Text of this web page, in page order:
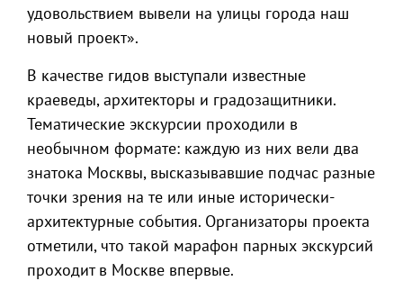
удовольствием вывели на улицы города наш
новый проект».
В качестве гидов выступали известные
краеведы, архитекторы и градозащитники.
Тематические экскурсии проходили в
необычном формате: каждую из них вели два
знатока Москвы, высказывавшие подчас разные
точки зрения на те или иные исторически-
архитектурные события. Организаторы проекта
отметили, что такой марафон парных экскурсий
проходит в Москве впервые.